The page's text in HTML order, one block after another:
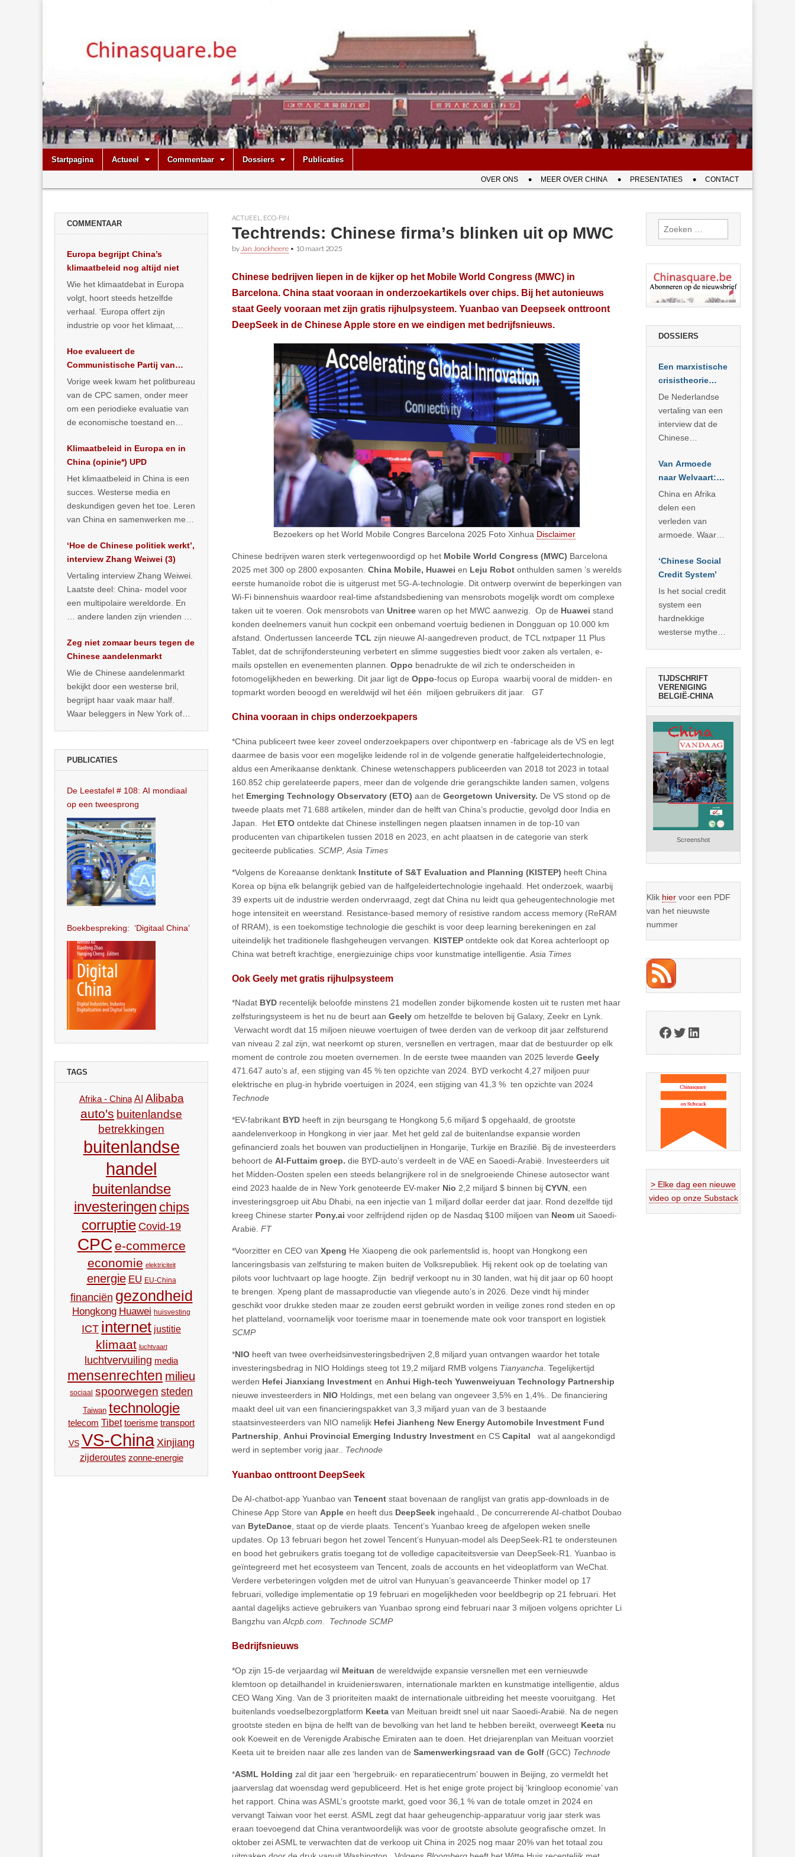
Chinasquare.be
Main
menu
Skip
Startpagina Actueel Commentaar Dossiers Publicaties
menu
OVER ONS MEER OVER CHINA PRESENTATIES CONTACT
ACTUEEL ECO-FIN
Techtrends: Chinese firma’s blinken uit op MWC
by Jan Jonckheere • 10 maart 2025
Chinese bedrijven liepen in de kijker op het Mobile World Congress (MWC) in
Barcelona. China staat vooraan in onderzoekartikels over chips. Bij het autonieuws
staat Geely vooraan met zijn gratis rijhulpsysteem. Yuanbao van Deepseek onttroont
DeepSeek in de Chinese Apple store en we eindigen met bedrijfsnieuws.
Bezoekers op het World Mobile Congres Barcelona 2025 Foto Xinhua Disclaimer
Chinese bedrijven waren sterk vertegenwoordigd op het Mobile World Congress (MWC) Barcelona
2025 met 300 op 2800 exposanten. China Mobile, Huawei en Leju Robot onthulden samen ’s werelds
eerste humanoïde robot die is uitgerust met 5G-A-technologie. Dit ontwerp overwint de beperkingen van
Wi-Fi binnenshuis waardoor real-time afstandsbediening van mensrobots mogelijk wordt om complexe
taken uit te voeren. Ook mensrobots van Unitree waren op het MWC aanwezig. Op de Huawei stand
konden deelnemers vanuit hun cockpit een onbemand voertuig bedienen in Dongguan op 10.000 km
afstand. Ondertussen lanceerde TCL zijn nieuwe AI-aangedreven product, de TCL nxtpaper 11 Plus
Tablet, dat de schrijfondersteuning verbetert en slimme suggesties biedt voor zaken als vertalen, e-
mails opstellen en evenementen plannen. Oppo benadrukte de wil zich te onderscheiden in
fotomogelijkheden en bewerking. Dit jaar ligt de Oppo-focus op Europa waarbij vooral de midden- en
topmarkt worden beoogd en wereldwijd wil het één miljoen gebruikers dit jaar. GT
China vooraan in chips onderzoekpapers
*China publiceert twee keer zoveel onderzoekpapers over chipontwerp en -fabricage als de VS en legt
daarmee de basis voor een mogelijke leidende rol in de volgende generatie halfgeleidertechnologie,
aldus een Amerikaanse denktank. Chinese wetenschappers publiceerden van 2018 tot 2023 in totaal
160.852 chip gerelateerde papers, meer dan de volgende drie gerangschikte landen samen, volgens
het Emerging Technology Observatory (ETO) aan de Georgetown University. De VS stond op de
tweede plaats met 71.688 artikelen, minder dan de helft van China’s productie, gevolgd door India en
Japan. Het ETO ontdekte dat Chinese instellingen negen plaatsen innamen in de top-10 van
producenten van chipartikelen tussen 2018 en 2023, en acht plaatsen in de categorie van sterk
geciteerde publicaties. SCMP, Asia Times
*Volgens de Koreaanse denktank Institute of S&T Evaluation and Planning (KISTEP) heeft China
Korea op bijna elk belangrijk gebied van de halfgeleidertechnologie ingehaald. Het onderzoek, waarbij
39 experts uit de industrie werden ondervraagd, zegt dat China nu leidt qua geheugentechnologie met
hoge intensiteit en weerstand. Resistance-based memory of resistive random access memory (ReRAM
of RRAM), is een toekomstige technologie die geschikt is voor deep learning berekeningen en zal
uiteindelijk het traditionele flashgeheugen vervangen. KISTEP ontdekte ook dat Korea achterloopt op
China wat betreft krachtige, energiezuinige chips voor kunstmatige intelligentie. Asia Times
Ook Geely met gratis rijhulpsysteem
*Nadat BYD recentelijk beloofde minstens 21 modellen zonder bijkomende kosten uit te rusten met haar
zelfsturingsysteem is het nu de beurt aan Geely om hetzelfde te beloven bij Galaxy, Zeekr en Lynk.
Verwacht wordt dat 15 miljoen nieuwe voertuigen of twee derden van de verkoop dit jaar zelfsturend
van niveau 2 zal zijn, wat neerkomt op sturen, versnellen en vertragen, maar dat de bestuurder op elk
moment de controle zou moeten overnemen. In de eerste twee maanden van 2025 leverde Geely
471.647 auto’s af, een stijging van 45 % ten opzichte van 2024. BYD verkocht 4,27 miljoen puur
elektrische en plug-in hybride voertuigen in 2024, een stijging van 41,3 % ten opzichte van 2024
Technode
*EV-fabrikant BYD heeft in zijn beursgang te Hongkong 5,6 miljard $ opgehaald, de grootste
aandelenverkoop in Hongkong in vier jaar. Met het geld zal de buitenlandse expansie worden
gefinancierd zoals het bouwen van productielijnen in Hongarije, Turkije en Brazilië. Bij de investeerders
behoort de Al-Futtaim groep. die BYD-auto’s verdeelt in de VAE en Saoedi-Arabië. Investeerders uit
het Midden-Oosten spelen een steeds belangrijkere rol in de snelgroeiende Chinese autosector want
eind 2023 haalde de in New York genoteerde EV-maker Nio 2,2 miljard $ binnen bij CYVN, een
investeringsgroep uit Abu Dhabi, na een injectie van 1 miljard dollar eerder dat jaar. Rond dezelfde tijd
kreeg Chinese starter Pony.ai voor zelfrijdend rijden op de Nasdaq $100 miljoen van Neom uit Saoedi-
Arabië. FT
*Voorzitter en CEO van Xpeng He Xiaopeng die ook parlementslid is, hoopt van Hongkong een
lanceringsbasis van zelfsturing te maken buiten de Volksrepubliek. Hij rekent ook op de toelating van
pilots voor luchtvaart op lage hoogte. Zijn bedrijf verkoopt nu in 30 landen, wat hij dit jaar op 60 hoopt
te brengen. Xpeng plant de massaproductie van vliegende auto’s in 2026. Deze vindt hij minder
geschikt voor drukke steden maar ze zouden eerst gebruikt worden in veilige zones rond steden en op
het platteland, voornamelijk voor toerisme maar in toenemende mate ook voor transport en logistiek
SCMP
*NIO heeft van twee overheidsinvesteringsbedrijven 2,8 miljard yuan ontvangen waardor het totale
investeringsbedrag in NIO Holdings steeg tot 19,2 miljard RMB volgens Tianyancha. Tegelijkertijd
werden Hefei Jianxiang Investment en Anhui High-tech Yuwenweiyuan Technology Partnership
nieuwe investeerders in NIO Holdings, met een belang van ongeveer 3,5% en 1,4%.. De financiering
maakt deel uit van een financieringspakket van 3,3 miljard yuan van de 3 bestaande
staatsinvesteerders van NIO namelijk Hefei Jianheng New Energy Automobile Investment Fund
Partnership, Anhui Provincial Emerging Industry Investment en CS Capital
wat al aangekondigd
werd in september vorig jaar.. Technode
Yuanbao onttroont DeepSeek
De AI-chatbot-app Yuanbao van Tencent staat bovenaan de ranglijst van gratis app-downloads in de
Chinese App Store van Apple en heeft dus DeepSeek ingehaald., De concurrerende AI-chatbot Doubao
van ByteDance , staat op de vierde plaats. Tencent’s Yuanbao kreeg de afgelopen weken snelle
updates. Op 13 februari begon het zowel Tencent’s Hunyuan-model als DeepSeek-R1 te ondersteunen
en bood het gebruikers gratis toegang tot de volledige capaciteitsversie van DeepSeek-R1. Yuanbao is
geïntegreerd met het ecosysteem van Tencent, zoals de accounts en het videoplatform van WeChat.
Verdere verbeteringen volgden met de uitrol van Hunyuan’s geavanceerde Thinker model op 17
februari, volledige implementatie op 19 februari en mogelijkheden voor beeldbegrip op 21 februari. Het
aantal dagelijks actieve gebruikers van Yuanbao sprong eind februari naar 3 miljoen volgens oprichter Li
Bangzhu van AIcpb.com Technode SCMP
Bedrijfsnieuws
*Op zijn 15-de verjaardag wil Meituan de wereldwijde expansie versnellen met een vernieuwde
klemtoon op detailhandel in kruidenierswaren, internationale markten en kunstmatige intelligentie, aldus
CEO Wang Xing. Van de 3 prioriteiten maakt de internationale uitbreiding het meeste vooruitgang. Het
buitenlands voedselbezorgplatform Keeta van Meituan breidt snel uit naar Saoedi-Arabië. Na de negen
grootste steden en bijna de helft van de bevolking van het land te hebben bereikt, overweegt Keeta nu
ook Koeweit en de Verenigde Arabische Emiraten aan te doen. Het driejarenplan van Meituan voorziet
Keeta uit te breiden naar alle zes landen van de Samenwerkingsraad van de Golf (GCC) Technode
*ASML Holding zal dit jaar een ‘hergebruik- en reparatiecentrum’ bouwen in Beijing, zo vermeldt het
jaarverslag dat woensdag werd gepubliceerd. Het is het enige grote project bij ‘kringloop economie’ van
het rapport. China was ASML’s grootste markt, goed voor 36,1 % van de totale omzet in 2024 en
vervangt Taiwan voor het eerst. ASML zegt dat haar geheugenchip-apparatuur vorig jaar sterk was
eraan toevoegend dat China verantwoordelijk was voor de grootste absolute geografische omzet. In
oktober zei ASML te verwachten dat de verkoop uit China in 2025 nog maar 20% van het totaal zou
COMMENTAAR
Europa begrijpt China’s
klimaatbeleid nog altijd niet
Wie het klimaatdebat in Europa
volgt, hoort steeds hetzelfde
verhaal. ‘Europa offert zijn
industrie op voor het klimaat,
vergroening… >> lees meer
Hoe evalueert de
Communistische Partij van
China de economische
situatie?
Vorige week kwam het politbureau
van de CPC samen, onder meer
om een periodieke evaluatie van
de economische toestand en
publiceerden… >> lees meer
Klimaatbeleid in Europa en in
China (opinie*) UPD
Het klimaatbeleid in China is een
succes. Westerse media en
deskundigen geven het toe. Leren
van China en samenwerken met
… >> lees meer
‘Hoe de Chinese politiek werkt’,
interview Zhang Weiwei (3)
Vertaling interview Zhang Weiwei.
Laatste deel: China- model voor
een multipolaire wereldorde. En
… andere landen zijn vrienden of
Zeg niet zomaar beurs tegen de
Chinese aandelenmarkt
Wie de Chinese aandelenmarkt
bekijkt door een westerse bril,
begrijpt haar vaak maar half.
Waar beleggers in New York of
PUBLICATIES
De Leestafel # 108: AI mondiaal
op een tweesprong
Boekbespreking: ‘Digitaal China’
TAGS
Afrika - China AI Alibaba
auto's buitenlandse
betrekkingen
buitenlandse
handel
buitenlandse
investeringen chips
corruptie Covid-19
CPC e-commerce
economie elektriciteit
energie EU EU-China
financiën gezondheid
Hongkong Huawei huisvesting
ICT internet justitie
klimaat luchtvaart
luchtvervuiling media
mensenrechten milieu
sociaal spoorwegen steden
Taiwan technologie
telecom Tibet toerisme transport
VS VS-China Xinjiang
zijderoutes zonne-energie
Zoeken
naar:
DOSSIERS
Een marxistische
crisistheorie
voor vandaag
De Nederlandse
vertaling van een
interview dat de
Chinese
Sociale
Wetenschappen
afnam van de
Britse
marxistische
econoom Michael
zien dat
… >> lees meer
Van Armoede
naar Welvaart:
Wat Afrika kan
leren van
China’s
economisch
China en Afrika
delen een
verleden van
armoede. Waar
voorbije veertig
jaar in slaagde
meer dan 800
miljoen mensen
uit de armoede
… >> lees meer
‘Chinese Social
Credit System’
Is het social credit
system een
hardnekkige
westerse mythe of
TIJDSCHRIFT
VERENIGING
BELGIË-CHINA
Screenshot
Klik hier voor een PDF
van het nieuwste
nummer
Facebook
Twitter
LinkedIn
> Elke dag een nieuwe
video op onze Substack